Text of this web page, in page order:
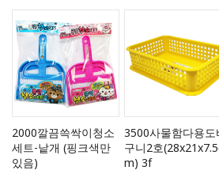
2000깔끔쓱싹이청소
세트-낱개 (핑크색만
있음)
3500사물함다용도
구니2호
m) 3f